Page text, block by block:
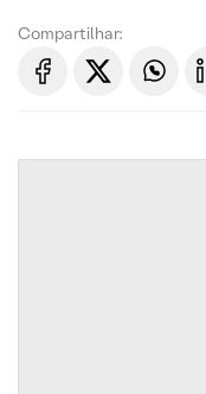
Compartilhar: